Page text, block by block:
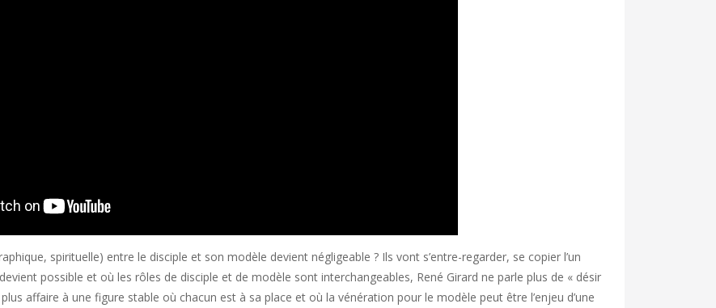
spirituelle) entre le disciple et son modèle devient négligeable ? Ils vont s’entre-regarder, se copier l’un
possible et où les rôles de disciple et de modèle sont interchangeables, René Girard ne parle plus de « désir
plus affaire à une figure stable où chacun est à sa place et où la vénération pour le modèle peut être l’enjeu d’une